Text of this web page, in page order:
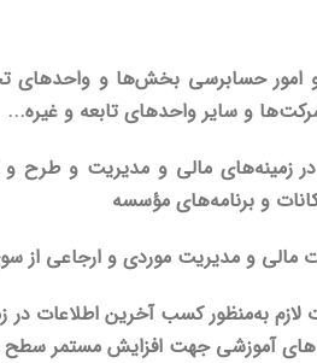
امور حسابرسی بخش‌ها و واحدهای
و سایر واحدهای تابعه و غیره...
زمینه‌های مالی و مدیریت و طرح
و برنامه‌های مؤسسه
و مدیریت موردی و ارجاعی از
لازم به‌منظور کسب آخرین اطلاعات
آموزشی جهت افزایش مستمر